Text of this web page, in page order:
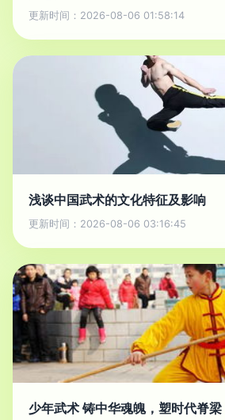
更新时间：2026-08-06 01:58:14
浅谈中国武术的文化特征及影响
更新时间：2026-08-06 03:16:45
少年武术 铸中华魂魄，塑时代脊梁